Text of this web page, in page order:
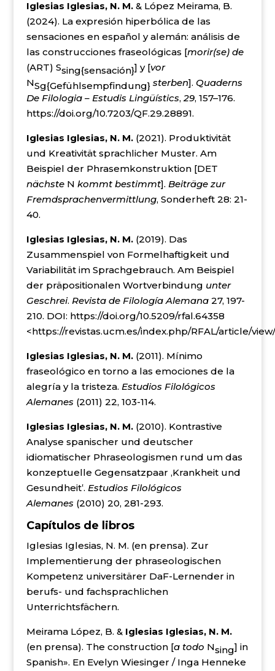
Iglesias Iglesias, N. M.& López Meirama, B.
(2024). La expresión hiperbólica de las
sensaciones en español y alemán: análisis de
las construcciones fraseológicas [morir(se) de
(ART) Ssing{sensación}] y [vor
NSg{Gefühlsempfindung} sterben]. Quaderns
De Filologia – Estudis Lingüístics,29, 157–176.
https://doi.org/10.7203/QF.29.28891.
Iglesias Iglesias, N. M.(2021). Produktivität
und Kreativität sprachlicher Muster. Am
Beispiel der Phrasemkonstruktion [DET
nächsteN kommt bestimmt]. Beiträge zur
Fremdsprachenvermittlung, Sonderheft 28: 21-
40.
Iglesias Iglesias, N. M.(2019). Das
Zusammenspiel von Formelhaftigkeit und
Variabilität im Sprachgebrauch. Am Beispiel
der präpositionalen Wortverbindung unter
Geschrei. Revista de Filología Alemana 27, 197-
210. DOI: https://doi.org/10.5209/rfal.64358
<https://revistas.ucm.es/index.php/RFAL/article/
Iglesias Iglesias, N. M.(2011). Mínimo
fraseológico en torno a las emociones de la
alegría y la tristeza. Estudios Filológicos
Alemanes (2011) 22, 103-114.
Iglesias Iglesias, N. M.(2010). Kontrastive
Analyse spanischer und deutscher
idiomatischer Phraseologismen rund um das
konzeptuelle Gegensatzpaar ‚Krankheit und
Gesundheit‛. Estudios Filológicos
Alemanes (2010) 20, 281-293.
Capítulos de libros
Iglesias Iglesias, N. M. (en prensa). Zur
Implementierung der phraseologischen
Kompetenz universitärer DaF-Lernender in
berufs- und fachsprachlichen
Unterrichtsfächern.
Meirama López, B. & Iglesias Iglesias, N. M.
(en prensa). The construction [a todo Nsing] in
Spanish». En Evelyn Wiesinger / Inga Henneke